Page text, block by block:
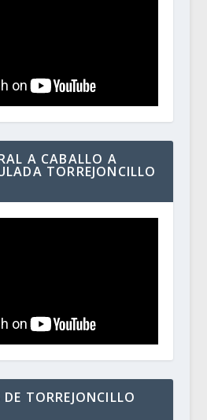
A CABALLO A
TORREJONCILLO
TORREJONCILLO